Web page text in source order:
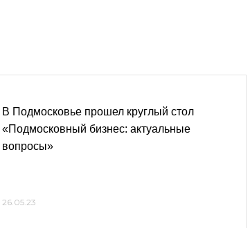
В Подмосковье прошел круглый стол
«Подмосковный бизнес: актуальные
вопросы»
26.05.23